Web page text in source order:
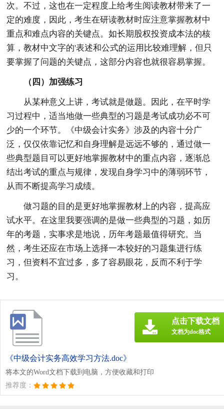
次。不过，这也在一定程度上给考生阅读教材带来了一
定的难度，因此，考生在研读教材时应注意掌握教材中
重点和难点内容的关键点。如长期股权投资成本法的核
算，教材中文字的'表述和公式的运用比较难理解，但只
要掌握了问题的关键点，这部分内容也就很容易掌握。
（四）加强练习
从某种意义上讲，考试就是做题。因此，在平时学
习过程中，适当地做一些典型的习题是考试成功必不可
少的一个环节。《中级会计实务》涉及的内容十分广
泛，仅仅依靠记忆和自身理解是远远不够的，通过做一
些典型题目可以更好地掌握教材中的重点内容，逐渐总
结出考试的重点与规律，发现自身学习中的薄弱环节，
从而不断提高学习成绩。
做习题的目的是更好地掌握教材上的内容，提高应
试水平。在这里我要强调的是做一些典型的习题，如历
年的考题，实事求是地说，历年考题最值得研究。当
然，考生还应在市场上选择一本较好的习题集进行练
习，但资料不宜过多，多了容易眼花，反而不利于学
习。
《中级会计实务高效学习方法.doc》
将本文的Word文档下载到电脑，方便收藏和打印
推荐度：
点击下载文档
文档为doc格式